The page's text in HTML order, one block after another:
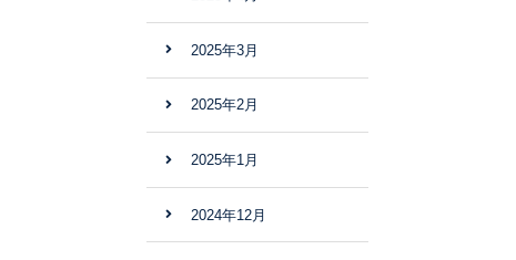
2025年3月
2025年2月
2025年1月
2024年12月